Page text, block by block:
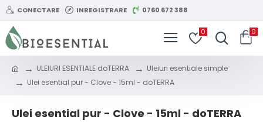
CONECTARE INREGISTRARE 0760 672 388
0 0
ULEIURI ESENTIALE doTERRA
Uleiuri esentiale simple
Ulei esential pur - Clove - 15ml - doTERRA
Ulei esential pur - Clove - 15ml - doTERRA